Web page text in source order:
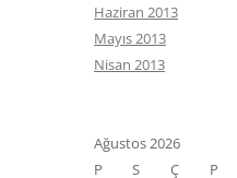
Haziran 2013
Mayıs 2013
Nisan 2013
Ağustos 2026
P
S Ç P